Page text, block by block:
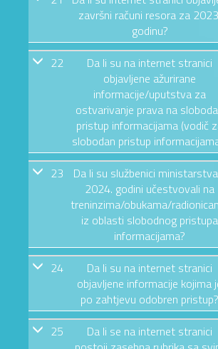
završni računi resora za
godinu?
22
Da li su na internet stranici
objavljene ažurirane
informacije/uputstva za
ostvarivanje prava na
pristup informacijama (vodič
slobodan pristup
23
Da li su službenici
2024. godini učestvovali na
treninzima/obukama/
iz oblasti slobodnog pristupa
informacijama?
24
Da li su na internet stranici
objavljene informacije kojima
po zahtjevu odobren pristup?
25
Da li se na internet stranici